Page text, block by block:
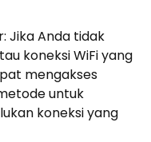
Jika Anda tidak
koneksi WiFi yang
mengakses
untuk
koneksi yang